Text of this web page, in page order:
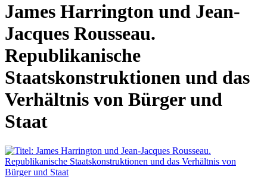
James Harrington und Jean-
Jacques Rousseau.
Republikanische
Staatskonstruktionen und das
Verhältnis von Bürger und
Staat